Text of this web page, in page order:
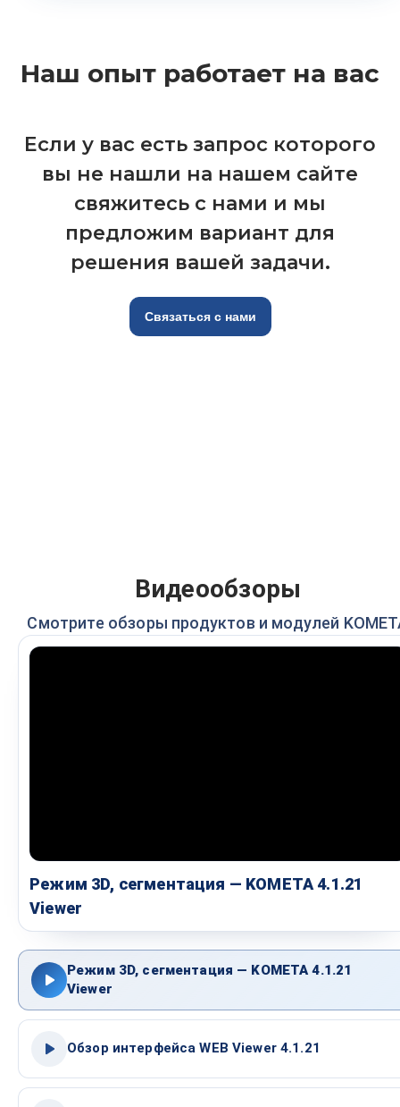
Наш опыт работает на вас
Если у вас есть запрос которого
вы не нашли на нашем сайте
свяжитесь с нами и мы
предложим вариант для
решения вашей задачи.
Связаться с нами
Видеообзоры
Смотрите обзоры продуктов и модулей
Режим 3D, сегментация — KOMETA 4.1.21
Viewer
Режим 3D, сегментация — KOMETA 4.1.21
Viewer
Обзор интерфейса WEB Viewer 4.1.21